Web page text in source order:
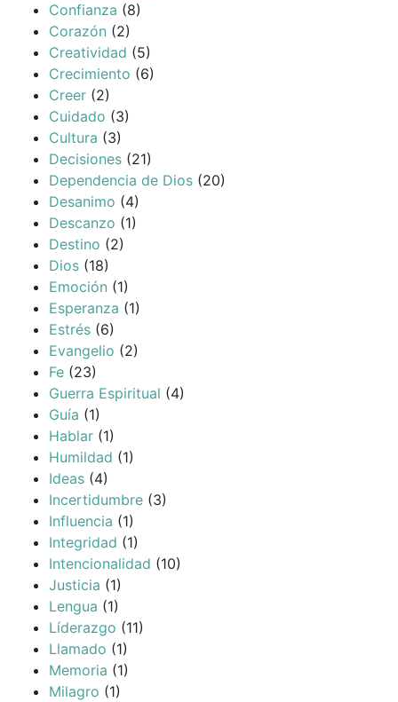
Confianza (8)
Corazón (2)
Creatividad (5)
Crecimiento (6)
Creer (2)
Cuidado (3)
Cultura (3)
Decisiones (21)
Dependencia de Dios (20)
Desanimo (4)
Descanzo (1)
Destino (2)
Dios (18)
Emoción (1)
Esperanza (1)
Estrés (6)
Evangelio (2)
Fe (23)
Guerra Espiritual (4)
Guía (1)
Hablar (1)
Humildad (1)
Ideas (4)
Incertidumbre (3)
Influencia (1)
Integridad (1)
Intencionalidad (10)
Justicia (1)
Lengua (1)
Líderazgo (11)
Llamado (1)
Memoria (1)
Milagro (1)